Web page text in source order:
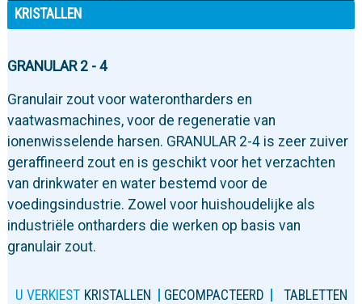
KRISTALLEN
GRANULAR 2 - 4
Granulair zout voor waterontharders en
vaatwasmachines, voor de regeneratie van
ionenwisselende harsen. GRANULAR 2-4 is zeer zuiver
geraffineerd zout en is geschikt voor het verzachten
van drinkwater en water bestemd voor de
voedingsindustrie. Zowel voor huishoudelijke als
industriële ontharders die werken op basis van
granulair zout.
U VERKIEST KRISTALLEN GECOMPACTEERD TABLETTEN